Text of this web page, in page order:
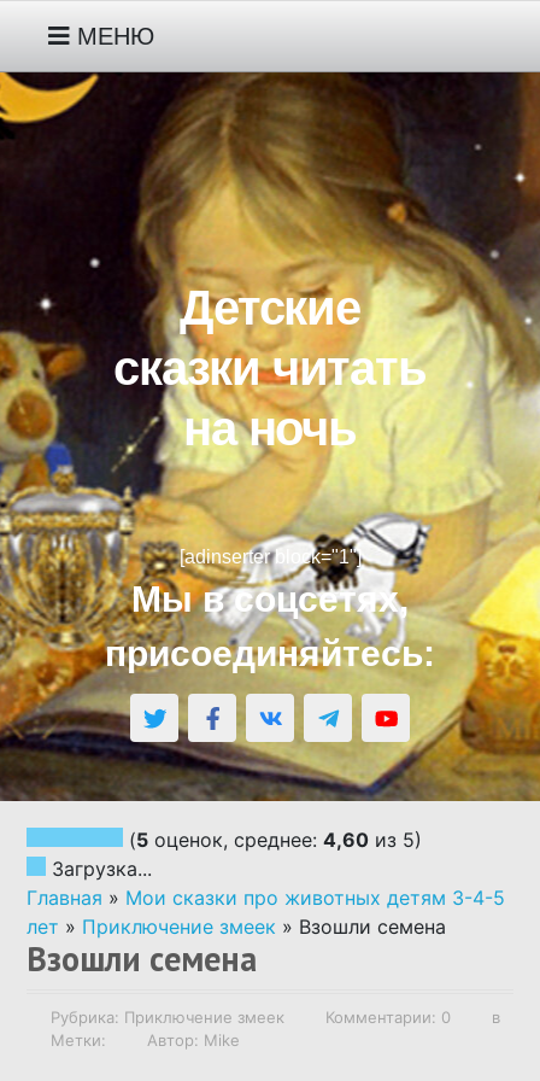
МЕНЮ
РУССКИЕ НАРОДНЫЕ СКАЗКИ
МОИ СКАЗКИ ПРО ГНОМИКА
ДЖУНИПЕРА ДЕТЯМ 2-3 ЛЕТ
МОИ СКАЗКИ ПРО ЖИВОТНЫХ
ДЕТЯМ 3-4-5 ЛЕТ
МОИ СКАЗКИ ПРО
ИНОПЛАНЕТЯНИНА ПИПА ДЕТЯМ
5-6-7 ЛЕТ
АВТОРСКИЕ СКАЗКИ
СКАЗКИ НАРОДОВ МИРА
СКАЗКИ ПО ВОЗРАСТУ
СКАЗКИ ПО РУБРИКАМ
АУДИОСКАЗКИ
НАПИСАТЬ СКАЗКУ ПО ЗАКАЗУ
РОДИТЕЛЯМ О ДЕТЯХ
Детские
сказки читать
на ночь
[adinserter block="1"]
Мы в соцсетях,
присоединяйтесь:
(5 оценок, среднее:4,60 из 5)
Загрузка...
Главная » Мои сказки про животных детям 3-4-5
лет » Приключение змеек » Взошли семена
Взошли семена
Рубрика: Приключение змеек Комментарии: 0
в
Метки:
Автор: Mike